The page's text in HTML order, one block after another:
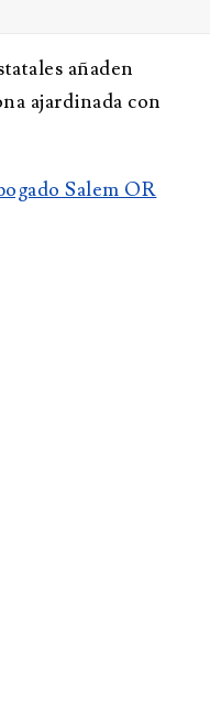
añaden
ajardinada con
Salem OR